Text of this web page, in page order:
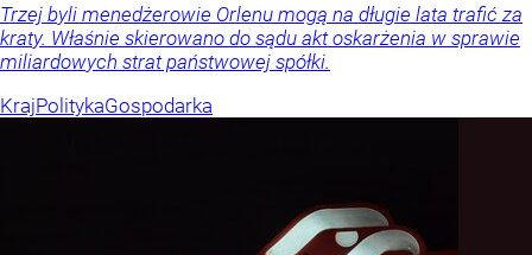
Trzej byli menedżerowie Orlenu mogą na długie lata trafić za
kraty. Właśnie skierowano do sądu akt oskarżenia w sprawie
miliardowych strat państwowej spółki.
KrajPolitykaGospodarka